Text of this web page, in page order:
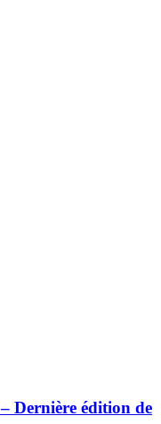
Dernière édition de